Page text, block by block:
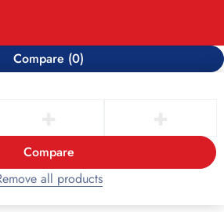
Compare (0)
Compare
all products